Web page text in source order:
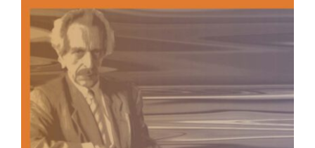
P. FÉDIDA – OEUVRES COMPLÈTES –
TOME 9 – 1994-1995